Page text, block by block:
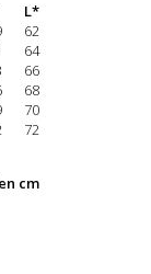
L*
62
64
66
68
70
72
cm